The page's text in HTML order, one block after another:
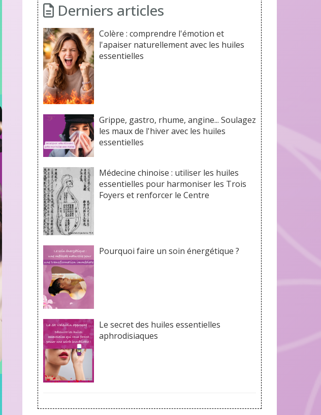
Derniers articles
Colère : comprendre l'émotion et
l'apaiser naturellement avec les huiles
essentielles
Grippe, gastro, rhume, angine... Soulagez
les maux de l'hiver avec les huiles
essentielles
Médecine chinoise : utiliser les huiles
essentielles pour harmoniser les Trois
Foyers et renforcer le Centre
Pourquoi faire un soin énergétique ?
Le secret des huiles essentielles
aphrodisiaques